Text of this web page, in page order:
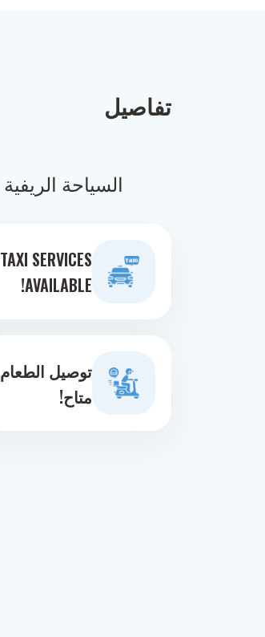
تفاصيل
السياحة الريفية
TAXI SERVICES
AVAILABLE!
توصيل الطعام
متاح!